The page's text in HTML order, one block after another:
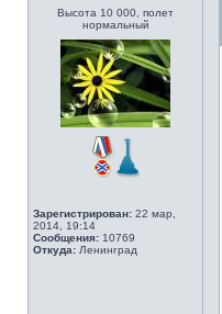
Высота 10 000, полет
нормальный
Зарегистрирован: 22 мар,
2014, 19:14
Сообщения: 10769
Откуда: Ленинград